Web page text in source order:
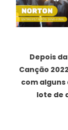
Depois
Canção
com
lote de